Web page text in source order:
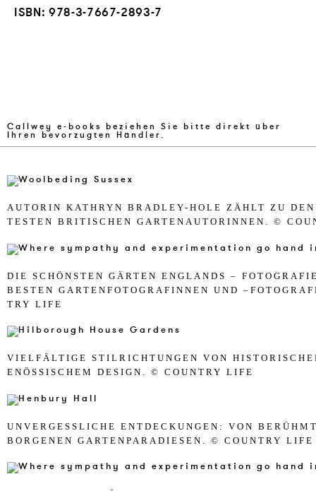
ISBN: 978-3-7667-2893-7
Callwey e-books beziehen Sie bitte direkt über
Ihren bevorzugten Händler.
AU­TO­R­IN KA­THRYN BRAD­LEY-HOLE ZÄHLT ZU
TESTEN BRI­TI­SCHEN GAR­TEN­AU­TO­R­IN­NEN. ©
DIE SCHÖNSTEN GÄRTEN ENGLANDS –
BES­TEN GAR­TEN­FO­TO­GRA­F­IN­NEN UND
TRY LIFE
VIELFÄLTI­GE STIL­RICH­TUN­GEN VON
ENÖSSI­SCHEM DE­SIGN. © COUN­TRY LIFE
UN­VER­GESSLI­CHE ENT­DE­CKUN­GEN: VON
BOR­GE­NEN GAR­TEN­PA­RA­DIESEN. © COUN­TRY LIFE